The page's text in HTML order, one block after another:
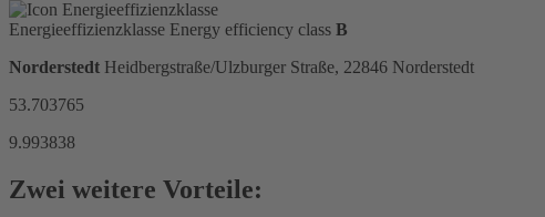
Energieeffizienzklasse Energy efficiency class B
Norderstedt Heidbergstraße/Ulzburger Straße, 22846 Norderstedt
53.703765
9.993838
Zwei weitere Vorteile: